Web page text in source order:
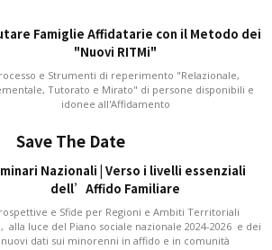
Famiglie Affidatarie con il Metodo dei
"Nuovi RITMi"
e Strumenti di reperimento "Relazionale,
Tutorato e Mirato" di persone disponibili e
idonee all'Affidamento
Save The Date
Nazionali | Verso i livelli essenziali
dell’Affido Familiare
e Sfide per Regioni e Ambiti Territoriali
alla luce del Piano sociale nazionale 2024-2026 e dei
nuovi dati sui minorenni in affido e in comunità